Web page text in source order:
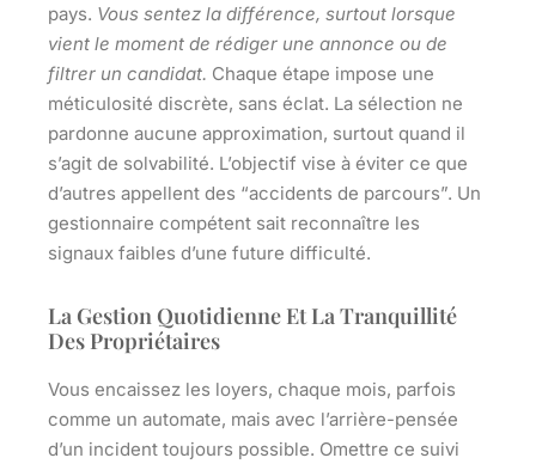
pays. Vous sentez la différence, surtout lorsque
vient le moment de rédiger une annonce ou de
filtrer un candidat. Chaque étape impose une
méticulosité discrète, sans éclat. La sélection ne
pardonne aucune approximation, surtout quand il
s’agit de solvabilité. L’objectif vise à éviter ce que
d’autres appellent des “accidents de parcours”. Un
gestionnaire compétent sait reconnaître les
signaux faibles d’une future difficulté.
La Gestion Quotidienne Et La Tranquillité
Des Propriétaires
Vous encaissez les loyers, chaque mois, parfois
comme un automate, mais avec l’arrière-pensée
d’un incident toujours possible. Omettre ce suivi